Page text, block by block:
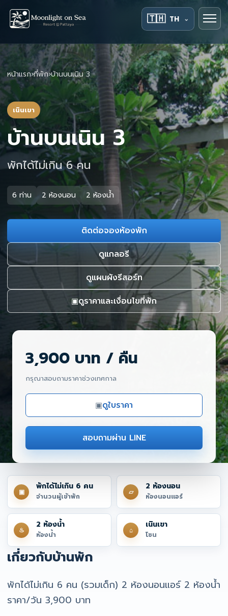
🇹🇭 TH ⌄
หน้าแรก›ที่พัก›บ้านบนเนิน 3
เนินเขา
บ้านบนเนิน 3
พักได้ไม่เกิน 6 คน
6 ท่าน 2 ห้องนอน 2 ห้องน้ำ
ติดต่อจองห้องพัก
ดูแกลอรี
ดูแผนผังรีสอร์ท
▣ดูราคาและเงื่อนไขที่พัก
3,900 บาท / คืน
กรุณาสอบถามราคาช่วงเทศกาล
▣ดูใบราคา
สอบถามผ่าน LINE
▣
พักได้ไม่เกิน 6 คน
จำนวนผู้เข้าพัก
▱
2 ห้องนอน
ห้องนอนแอร์
♨
2 ห้องน้ำ
ห้องน้ำ
⌂
เนินเขา
โซน
เกี่ยวกับบ้านพัก
พักได้ไม่เกิน 6 คน (รวมเด็ก) 2 ห้องนอนแอร์ 2 ห้องน้ำ
ราคา/วัน 3,900 บาท